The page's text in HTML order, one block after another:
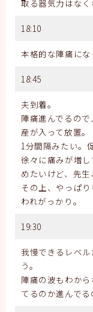
取る器気力はなく
18:10
本格的な陣痛に
18:45
夫到着。
陣痛進んでるの
産が入って放置。
1分間隔みたい。
徐々に痛みが増
めたいけど、先生
その上、やっぱ
われがっかり。
19:30
我慢できるレベ
う。
陣痛の波もわか
てるのか進んでる